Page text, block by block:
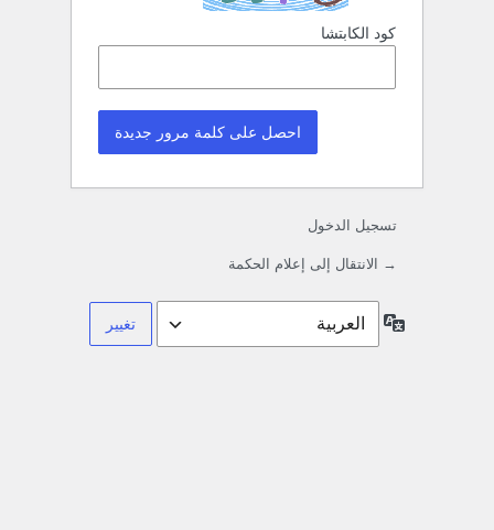
كود الكابتشا
تسجيل الدخول
→ الانتقال إلى إعلام الحكمة
اللغة